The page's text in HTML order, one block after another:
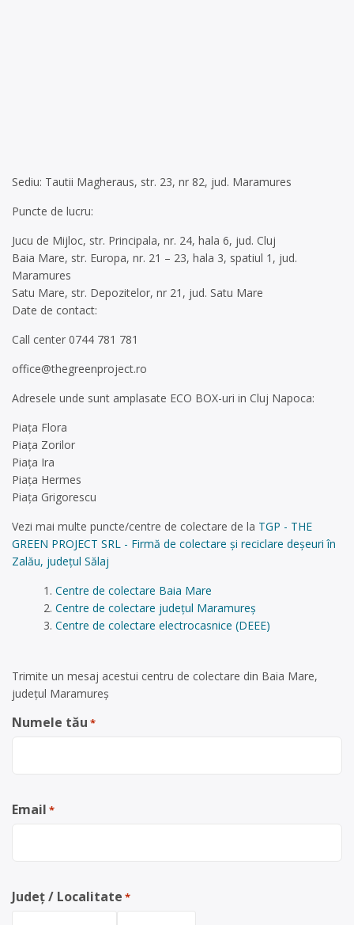
Sediu: Tautii Magheraus, str. 23, nr 82, jud. Maramures
Puncte de lucru:
Jucu de Mijloc, str. Principala, nr. 24, hala 6, jud. Cluj
Baia Mare, str. Europa, nr. 21 – 23, hala 3, spatiul 1, jud.
Maramures
Satu Mare, str. Depozitelor, nr 21, jud. Satu Mare
Date de contact:
Call center 0744 781 781
office@thegreenproject.ro
Adresele unde sunt amplasate ECO BOX-uri in Cluj Napoca:
Piața Flora
Piața Zorilor
Piața Ira
Piața Hermes
Piața Grigorescu
Vezi mai multe puncte/centre de colectare de la TGP - THE
GREEN PROJECT SRL - Firmă de colectare și reciclare deșeuri în
Zalău, județul Sălaj
Centre de colectare Baia Mare
Centre de colectare județul Maramureș
Centre de colectare electrocasnice (DEEE)
Trimite un mesaj acestui centru de colectare din Baia Mare,
județul Maramureș
Numele tău *
Email *
Județ / Localitate *